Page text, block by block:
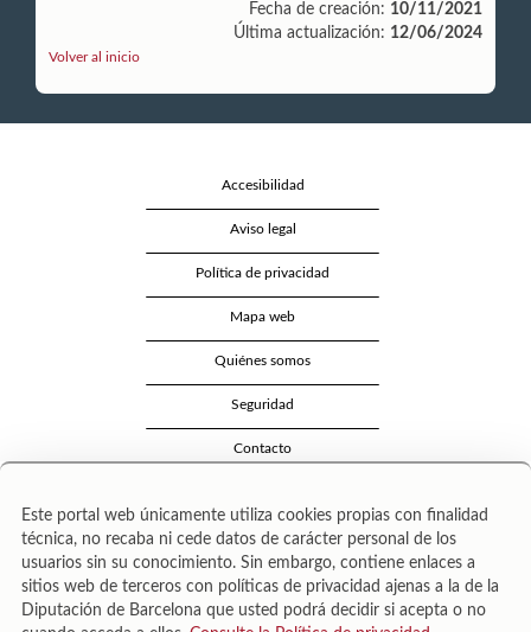
Fecha de creación: 10/11/2021
Última actualización: 12/06/2024
Volver al inicio
Accesibilidad
Aviso legal
Política de privacidad
Mapa web
Quiénes somos
Seguridad
Contacto
Este portal web únicamente utiliza cookies propias con finalidad
técnica, no recaba ni cede datos de carácter personal de los
usuarios sin su conocimiento. Sin embargo, contiene enlaces a
sitios web de terceros con políticas de privacidad ajenas a la de la
Diputación de Barcelona que usted podrá decidir si acepta o no